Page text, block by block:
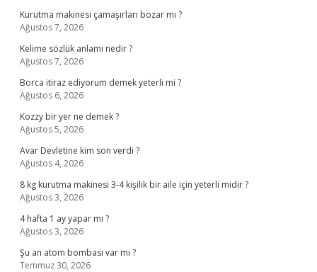
Kurutma makinesi çamaşırları bozar mı ?
Ağustos 7, 2026
Kelime sözlük anlamı nedir ?
Ağustos 7, 2026
Borca itiraz ediyorum demek yeterli mi ?
Ağustos 6, 2026
Kozzy bir yer ne demek ?
Ağustos 5, 2026
Avar Devletine kim son verdi ?
Ağustos 4, 2026
8 kg kurutma makinesi 3-4 kişilik bir aile için yeterli midir ?
Ağustos 3, 2026
4 hafta 1 ay yapar mı ?
Ağustos 3, 2026
Şu an atom bombası var mı ?
Temmuz 30, 2026